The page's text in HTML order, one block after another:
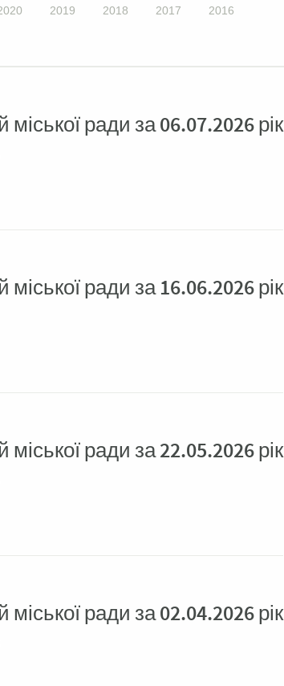
2019 2018 2017 2016
ради за 06.07.2026 рік
ради за 16.06.2026 рік
ради за 22.05.2026 рік
ради за 02.04.2026 рік